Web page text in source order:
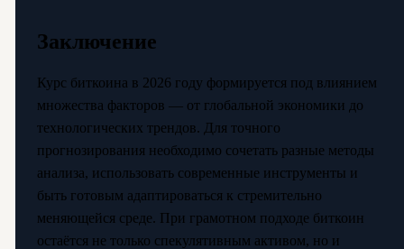
Заключение
Курс биткоина в 2026 году формируется под влиянием
множества факторов — от глобальной экономики до
технологических трендов. Для точного
прогнозирования необходимо сочетать разные методы
анализа, использовать современные инструменты и
быть готовым адаптироваться к стремительно
меняющейся среде. При грамотном подходе биткоин
остаётся не только спекулятивным активом, но и